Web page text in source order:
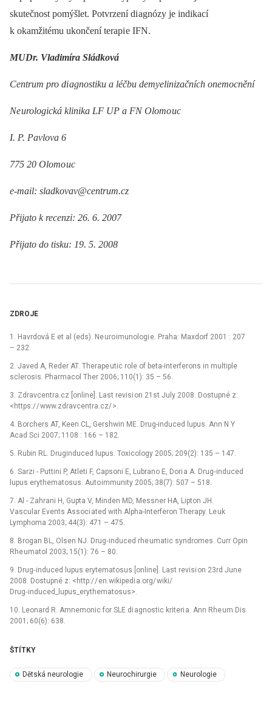
skutečnost pomýšlet. Potvrzení di agnózy je indikací
k okamžitému ukončení terapi e IFN.
MUDr. Vladimíra Sládková
Centrum pro di agnostiku a léčbu demyelinizačních onemocnění
Ne urologická klinika LF UP a FN Olomo uc
I. P. Pavlova 6
775 20 Olomo uc
e‑mail: sladkovav@centrum.cz
Přijato k recenzi: 26. 6. 2007
Přijato do tisku: 19. 5. 2008
ZDROJE
1. Havrdová E et al (eds). Ne uro imunologi e. Praha: Maxdorf 2001 : 207
–⁠ 232.
2. Javed A, Reder AT. Therape utic role of beta-interferons in multiple
sclerosis. Pharmacol Ther 2006; 110(1): 35 –⁠ 56.
3. Zdravcentra.cz [online]. Last revisi on 21st July 2008. Dostupné z:
<https:/ / www.zdravcentra.cz/ >.
4. Borchers AT, Keen CL, Gershwin ME. Drug-induced lupus. Ann N Y
Acad Sci 2007; 1108 : 166 –⁠ 182.
5. Rubin RL. Druginduced lupus. Toxicology 2005; 209(2): 135 –⁠ 147.
6. Sarzi -⁠ Puttini P, Atleti F, Capsoni E, Lubrano E, Dori a A. Drug‑induced
lupus erythematosus. Auto immunity 2005; 38(7): 507 –⁠ 518.
7. Al -⁠ Zahrani H, Gupta V, Minden MD, Messner HA, Lipton JH.
Vascular Events Associ ated with Alpha-Interferon Therapy. Le uk
Lymphoma 2003; 44(3): 471 –⁠ 475.
8. Brogan BL, Olsen NJ. Drug‑induced rhe umatic syndromes. Curr Opin
Rhe umatol 2003; 15(1): 76 –⁠ 80.
9. Drug‑induced lupus erytematosus [online]. Last revisi on 23rd June
2008. Dostupné z: <http:/ / en.wikipedi a.org/ wiki/
Drug‑induced_lupus_erythematosus>.
10. Leonard R. Amnemonic for SLE di agnostic kriteri a. Ann Rhe um Dis
2001; 60(6): 638.
ŠTÍTKY
Dětská neurologie Neurochirurgie Neurologie